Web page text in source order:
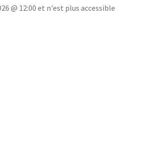
@ 12:00 et n'est plus accessible